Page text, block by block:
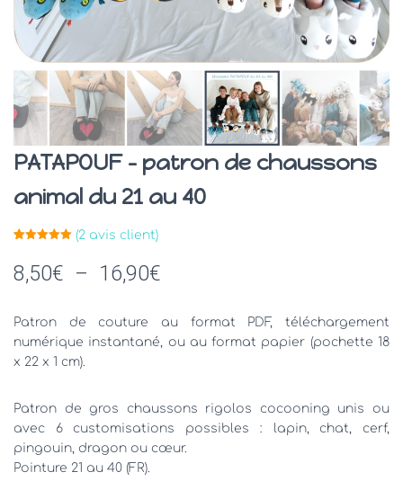
PATAPOUF – patron de chaussons
animal du 21 au 40
basé sur
notations
(2avis client)
8,50€ – 16,90€
prix :
à
16,90€
Patron de couture au format PDF, téléchargement
numérique instantané, ou au format papier (pochette 18
x 22 x 1 cm).
Patron de gros chaussons rigolos cocooning unis ou
avec 6 customisations possibles : lapin, chat, cerf,
pingouin, dragon ou cœur.
Pointure 21 au 40 (FR).